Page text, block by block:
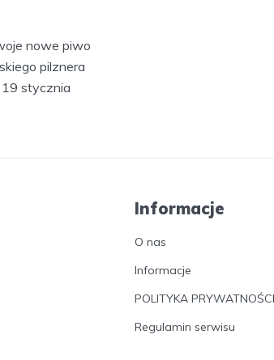
nowe piwo
pilznera
stycznia
Informacje
O nas
Informacje
POLITYKA PRYWATNOŚCI
Regulamin serwisu